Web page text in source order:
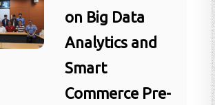
on Big Data
Analytics and
Smart
Commerce Pre-